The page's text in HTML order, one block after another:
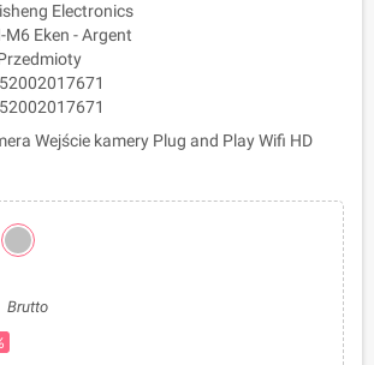
Electronics
M6 Eken - Argent
Wejście kamery Plug and Play Wifi HD
Brutto